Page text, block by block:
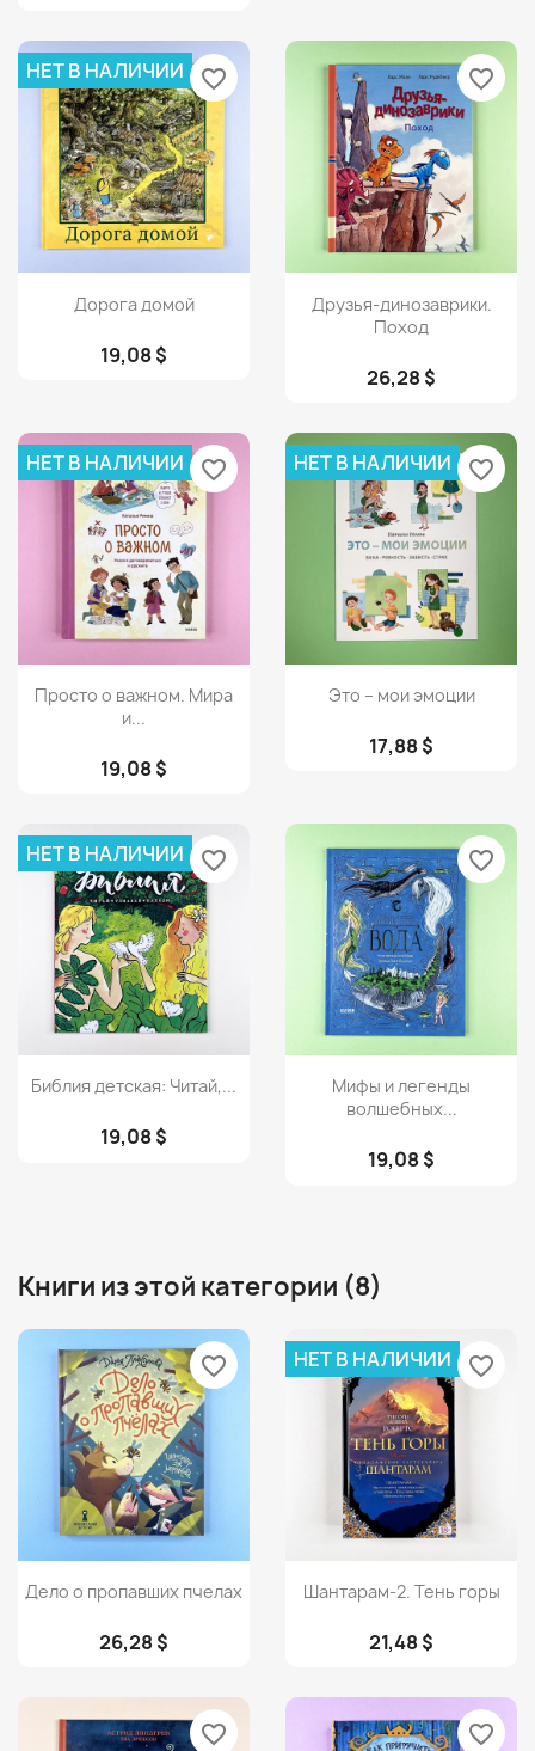
Просмотр
Дорога домой
19,08 $
НЕТ В НАЛИЧИИ favorite_border
Просмотр
Друзья-динозаврики.
Поход
26,28 $
favorite_border
 Просмотр
Просто о важном. Мира
и...
19,08 $
НЕТ В НАЛИЧИИ favorite_border
 Просмотр
Это – мои эмоции
17,88 $
НЕТ В НАЛИЧИИ favorite_border
Просмотр
Библия детская: Читай,...
19,08 $
НЕТ В НАЛИЧИИ favorite_border
Просмотр
Мифы и легенды
волшебных...
19,08 $
favorite_border
Книги из этой категории (8)
Просмотр
Дело о пропавших пчелах
26,28 $
favorite_border
Просмотр
Шантарам-2. Тень горы
21,48 $
НЕТ В НАЛИЧИИ favorite_border
favorite_border favorite_border